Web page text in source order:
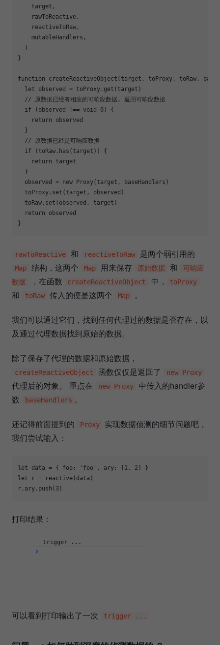
    target,
    rawToReactive,
    reactiveToRaw,
    mutableHandlers,
  )
}
function createReactiveObject ( target, toProxy, toRaw,
let observed = toProxy.get(target)
// 原数据已经有相应的可响应数据, 返回可响应数据
if (observed !== void 0) {
return observed
  }
// 原数据已经是可响应数据
if (toRaw.has(target)) {
return target
  }
  observed =
new Proxy(target, baseHandlers)
  toProxy.set(target, observed)
  toRaw.set(observed, target)
return observed
rawToReactive 和 reactiveToRaw 是两个弱引用的
Map 结构，这两个 Map 用来保存 原始数据 和
可响应
数据
，在函数 createReactiveObject 中， toProxy
和 toRaw 传入的便是这两个 Map 。
我们可以通过它们，找到任何代理过的数据是否存在，以
及通过代理数据找到原始的数据。
除了保存了代理的数据和原始数据，
createReactiveObject 函数仅仅是返回了 new Proxy
代理后的对象。 重点在 new Proxy
中传入的handler参
数
baseHandlers 。
还记得前面提到的 Proxy
实现数据侦测的细节问题吧，
我们尝试输入：
let data = { foo : 'foo' , ary : [ 1 , 2
let r = reactive(data)
r.ary.push( 3
打印结果：
可以看到打印输出了一次 trigger ...